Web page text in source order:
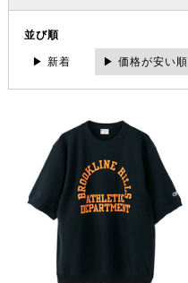
並び順
▶ 新着 ▶ 価格が安い順